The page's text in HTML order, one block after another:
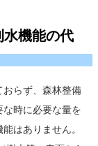
水機能の代
おらず、森林整備
時に必要な量を
はありません。